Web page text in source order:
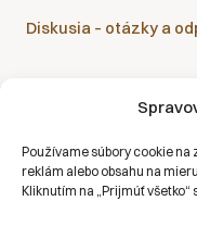
Používame súbory cookie na
reklám alebo obsahu na
Kliknutím na „Prijmúť
Diskusia – otázky a
Sanatórium Helios je
poisťovní: